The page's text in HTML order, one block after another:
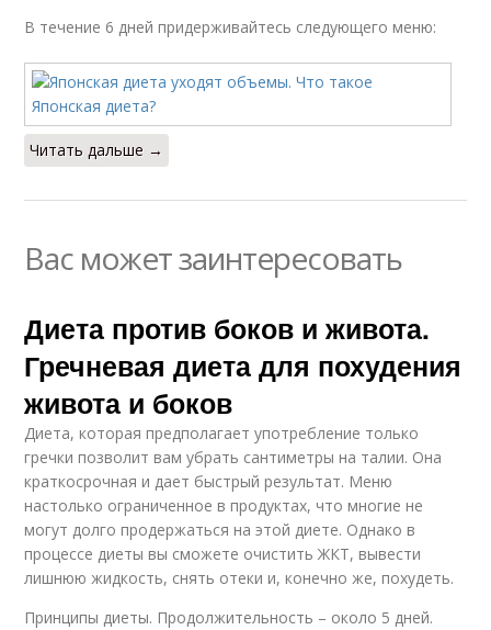
В течение 6 дней придерживайтесь следующего меню:
Читать дальше →
Вас может заинтересовать
Диета против боков и живота.
Гречневая диета для похудения
живота и боков
Диета, которая предполагает употребление только
гречки позволит вам убрать сантиметры на талии. Она
краткосрочная и дает быстрый результат. Меню
настолько ограниченное в продуктах, что многие не
могут долго продержаться на этой диете. Однако в
процессе диеты вы сможете очистить ЖКТ, вывести
лишнюю жидкость, снять отеки и, конечно же, похудеть.
Принципы диеты. Продолжительность – около 5 дней.